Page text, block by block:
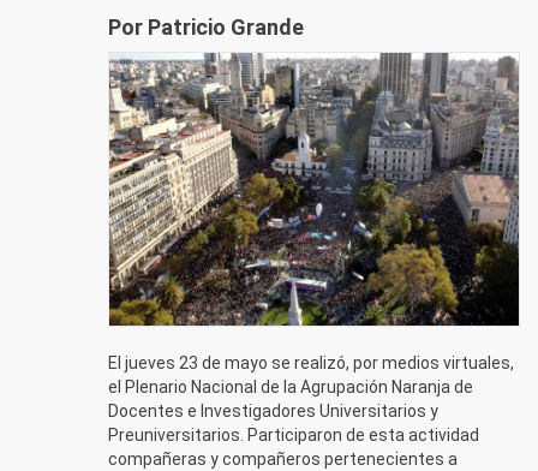
Por Patricio Grande
El jueves 23 de mayo se realizó, por medios virtuales,
el Plenario Nacional de la Agrupación Naranja de
Docentes e Investigadores Universitarios y
Preuniversitarios. Participaron de esta actividad
compañeras y compañeros pertenecientes a